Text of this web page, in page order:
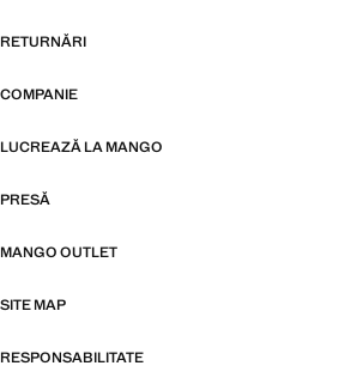
RETURNĂRI
COMPANIE
LUCREAZĂ LA MANGO
PRESĂ
MANGO OUTLET
SITE MAP
RESPONSABILITATE